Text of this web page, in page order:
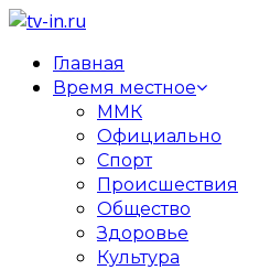
Главная
Время местное
ММК
Официально
Спорт
Происшествия
Общество
Здоровье
Культура